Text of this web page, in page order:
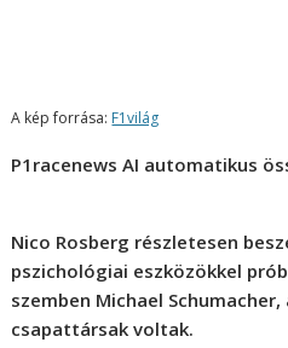
A kép forrása: F1világ
P1racenews AI automatikus
Nico Rosberg részletesen
pszichológiai eszközökkel
szemben Michael
csapattársak voltak.